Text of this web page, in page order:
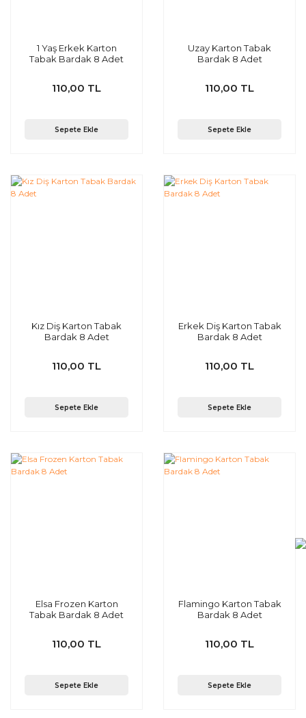
1 Yaş Erkek Karton
Tabak Bardak 8 Adet
110,00 TL
Sepete Ekle
Uzay Karton Tabak
Bardak 8 Adet
110,00 TL
Sepete Ekle
Kız Diş Karton Tabak
Bardak 8 Adet
110,00 TL
Sepete Ekle
Erkek Diş Karton Tabak
Bardak 8 Adet
110,00 TL
Sepete Ekle
Elsa Frozen Karton
Tabak Bardak 8 Adet
110,00 TL
Sepete Ekle
Flamingo Karton Tabak
Bardak 8 Adet
110,00 TL
Sepete Ekle